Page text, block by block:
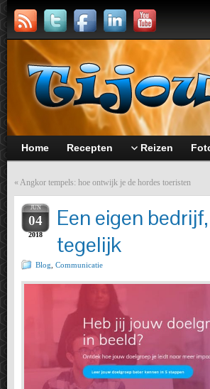
Home Recepten Reizen
« Angkor tempels: hoe ontwijk je de hordes toeristen
JUN
04
2018
Een eigen
tegelijk
Blog Communicatie